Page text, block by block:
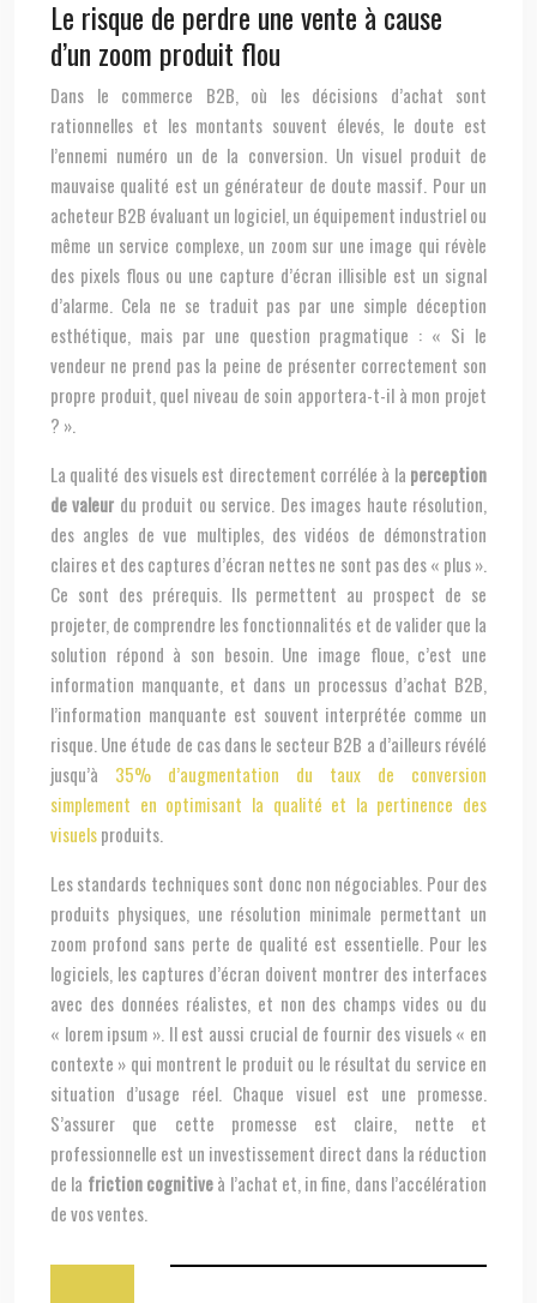
Le risque de perdre une vente à cause
d’un zoom produit flou
Dans le commerce B2B, où les décisions d’achat sont
rationnelles et les montants souvent élevés, le doute est
l’ennemi numéro un de la conversion. Un visuel produit de
mauvaise qualité est un générateur de doute massif. Pour un
acheteur B2B évaluant un logiciel, un équipement industriel ou
même un service complexe, un zoom sur une image qui révèle
des pixels flous ou une capture d’écran illisible est un signal
d’alarme. Cela ne se traduit pas par une simple déception
esthétique, mais par une question pragmatique : « Si le
vendeur ne prend pas la peine de présenter correctement son
propre produit, quel niveau de soin apportera-t-il à mon projet
? ».
La qualité des visuels est directement corrélée à la perception
de valeur du produit ou service. Des images haute résolution,
des angles de vue multiples, des vidéos de démonstration
claires et des captures d’écran nettes ne sont pas des « plus ».
Ce sont des prérequis. Ils permettent au prospect de se
projeter, de comprendre les fonctionnalités et de valider que la
solution répond à son besoin. Une image floue, c’est une
information manquante, et dans un processus d’achat B2B,
l’information manquante est souvent interprétée comme un
risque. Une étude de cas dans le secteur B2B a d’ailleurs révélé
jusqu’à 35% d’augmentation du taux de conversion
simplement en optimisant la qualité et la pertinence des
visuelsproduits.
Les standards techniques sont donc non négociables. Pour des
produits physiques, une résolution minimale permettant un
zoom profond sans perte de qualité est essentielle. Pour les
logiciels, les captures d’écran doivent montrer des interfaces
avec des données réalistes, et non des champs vides ou du
« lorem ipsum ». Il est aussi crucial de fournir des visuels « en
contexte » qui montrent le produit ou le résultat du service en
situation d’usage réel. Chaque visuel est une promesse.
S’assurer que cette promesse est claire, nette et
professionnelle est un investissement direct dans la réduction
de la friction cognitiveà l’achat et, in fine, dans l’accélération
de vos ventes.